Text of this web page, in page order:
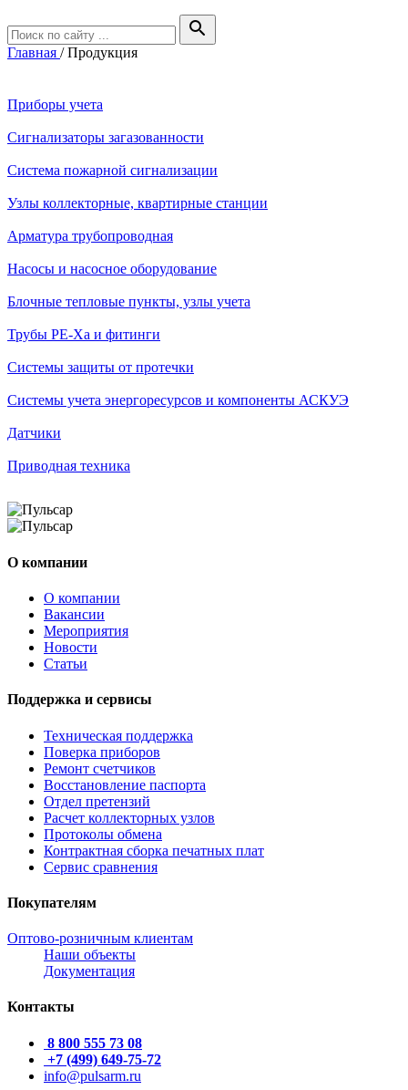
search
Главная /Продукция
Приборы учета
Сигнализаторы загазованности
Система пожарной сигнализации
Узлы коллекторные, квартирные станции
Арматура трубопроводная
Насосы и насосное оборудование
Блочные тепловые пункты, узлы учета
Трубы РЕ-Ха и фитинги
Системы защиты от протечки
Системы учета энергоресурсов и компоненты АСКУЭ
Датчики
Приводная техника
О компании
О компании
Вакансии
Мероприятия
Новости
Статьи
Поддержка и сервисы
Техническая поддержка
Поверка приборов
Ремонт счетчиков
Восстановление паспорта
Отдел претензий
Расчет коллекторных узлов
Протоколы обмена
Контрактная сборка печатных плат
Сервис сравнения
Покупателям
Оптово-розничным клиентам
Наши объекты
Документация
Контакты
8 800 555 73 08
+7 (499) 649-75-72
info@pulsarm.ru